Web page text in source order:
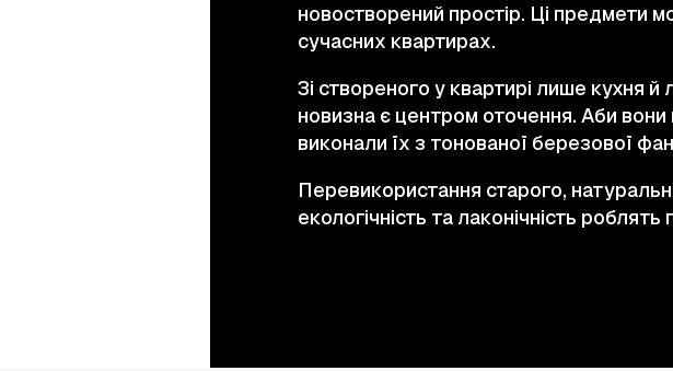
новостворений простір. Ці предмети
сучасних квартирах.
Зі створеного у квартирі лише кухня
новизна є центром оточення. Аби вони
виконали їх з тонованої березової
Перевикористання старого,
екологічність та лаконічність